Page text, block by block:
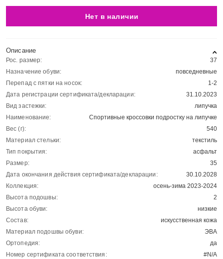
Нет в наличии
Описание
Рос. размер:
37
Назначение обуви:
повседневные
Перепад с пятки на носок:
1-2
Дата регистрации сертификата/декларации:
31.10.2023
Вид застежки:
липучка
Наименование:
Спортивные кроссовки подростку на липучке
Вес (г):
540
Материал стельки:
текстиль
Тип покрытия:
асфальт
Размер:
35
Дата окончания действия сертификата/декларации:
30.10.2028
Коллекция:
осень-зима 2023-2024
Высота подошвы:
2
Высота обуви:
низкие
Состав:
искусственная кожа
Материал подошвы обуви:
ЭВА
Ортопедия:
да
Номер сертификата соответствия:
#N/A